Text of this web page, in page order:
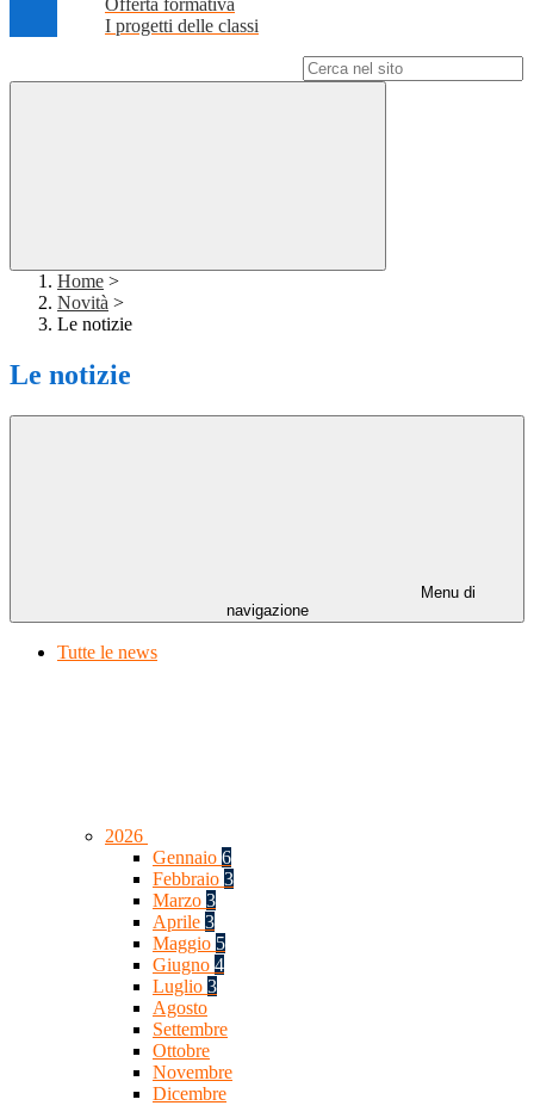
Offerta formativa
I progetti delle classi
Home >
Novità >
Le notizie
Le notizie
Menu di
navigazione
Tutte le news
2026
Gennaio 6
Febbraio 3
Marzo 3
Aprile 3
Maggio 5
Giugno 4
Luglio 3
Agosto
Settembre
Ottobre
Novembre
Dicembre